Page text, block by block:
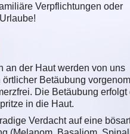
Verpflichtungen oder
an der Haut werden von uns
Betäubung
Die Betäubung erfolgt
in die Haut.
Verdacht auf eine